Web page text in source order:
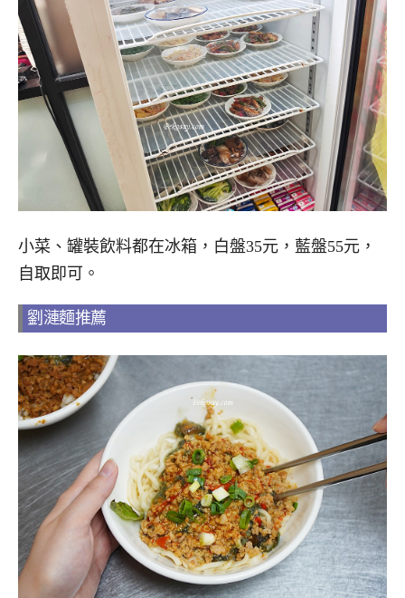
小菜、罐裝飲料都在冰箱，白盤35元，藍盤55元，
自取即可。
劉漣麵推薦